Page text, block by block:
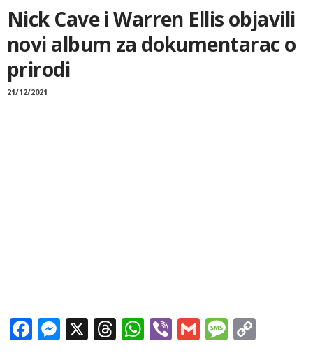
Nick Cave i Warren Ellis objavili
novi album za dokumentarac o
prirodi
21/12/2021
Facebook
Messenger
X Threads
WhatsApp
ViberGmail